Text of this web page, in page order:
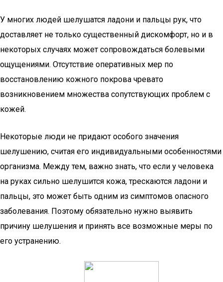
У многих людей шелушатся ладони и пальцы рук, что
доставляет не только существенный дискомфорт, но и в
некоторых случаях может сопровождаться болевыми
ощущениями. Отсутствие оперативных мер по
восстановлению кожного покрова чревато
возникновением множества сопутствующих проблем с
кожей.
Некоторые люди не придают особого значения
шелушению, считая его индивидуальными особенностями
организма. Между тем, важно знать, что если у человека
на руках сильно шелушится кожа, трескаются ладони и
пальцы, это может быть одним из симптомов опасного
заболевания. Поэтому обязательно нужно выявить
причину шелушения и принять все возможные меры по
его устранению.